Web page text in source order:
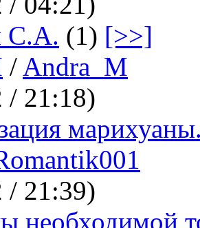
С.А. (1) [>>]
/ Andra_M
/ 21:18)
/ 21:39)
необходимой